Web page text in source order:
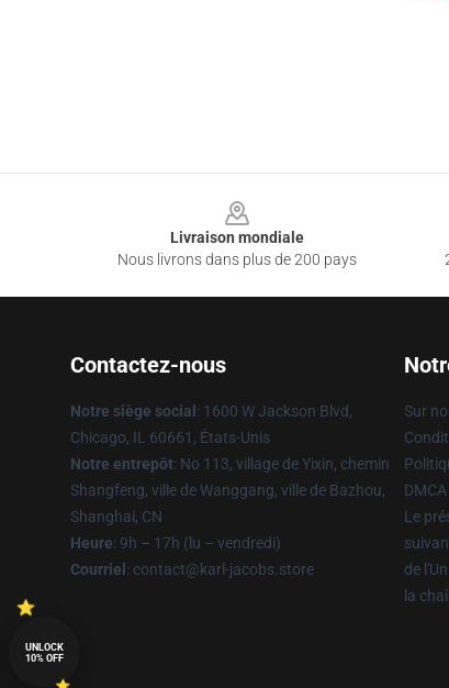
Livraison mondiale
Nous livrons dans plus de 200 pays
Contactez-nous
Notre siège social : 1600 W Jackson Blvd,
Chicago, IL 60661, États-Unis
Notre entrepôt: No 113, village de Yixin, chemin
Shangfeng, ville de Wanggang, ville de Bazhou,
Shanghai, CN
Heure: 9h – 17h (lu – vendredi)
Courriel : contact@karl-jacobs.store
Sur
Le
de
la
UNLOCK
10% OFF